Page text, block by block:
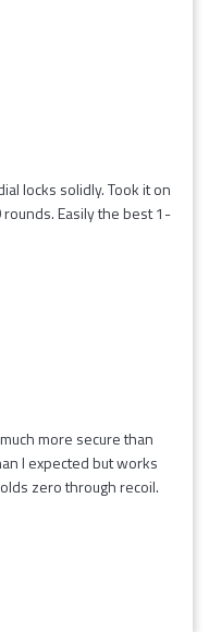
locks solidly. Took it on
Easily the best 1-
more secure than
I expected but works
zero through recoil.